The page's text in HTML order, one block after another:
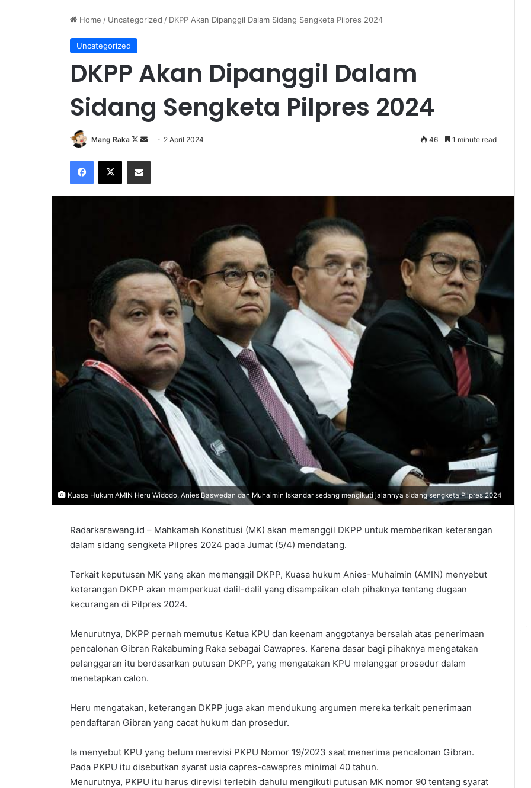
Home / Uncategorized / DKPP Akan Dipanggil Dalam Sidang Sengketa Pilpres 2024
Uncategorized
DKPP Akan Dipanggil Dalam
Sidang Sengketa Pilpres 2024
Mang Raka
Follow
X
Send 2 April 2024 46 1 minute read
Facebook
X Share via Email
Kuasa Hukum AMIN Heru Widodo, Anies Baswedan dan Muhaimin Iskandar sedang mengikuti jalannya sidang sengketa Pilpres 2024
Radarkarawang.id – Mahkamah Konstitusi (MK) akan memanggil DKPP untuk memberikan keterangan
dalam sidang sengketa Pilpres 2024 pada Jumat (5/4) mendatang.
Terkait keputusan MK yang akan memanggil DKPP, Kuasa hukum Anies-Muhaimin (AMIN) menyebut
keterangan DKPP akan memperkuat dalil-dalil yang disampaikan oleh pihaknya tentang dugaan
kecurangan di Pilpres 2024.
Menurutnya, DKPP pernah memutus Ketua KPU dan keenam anggotanya bersalah atas penerimaan
pencalonan Gibran Rakabuming Raka sebagai Cawapres. Karena dasar bagi pihaknya mengatakan
pelanggaran itu berdasarkan putusan DKPP, yang mengatakan KPU melanggar prosedur dalam
menetapkan calon.
Heru mengatakan, keterangan DKPP juga akan mendukung argumen mereka terkait penerimaan
pendaftaran Gibran yang cacat hukum dan prosedur.
Ia menyebut KPU yang belum merevisi PKPU Nomor 19/2023 saat menerima pencalonan Gibran.
Pada PKPU itu disebutkan syarat usia capres-cawapres minimal 40 tahun.
Menurutnya, PKPU itu harus direvisi terlebih dahulu mengikuti putusan MK nomor 90 tentang syarat